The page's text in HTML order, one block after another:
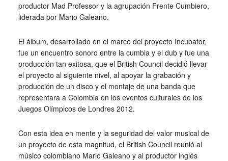
productor Mad Professor y la agrupación Frente Cumbiero,
liderada por Mario Galeano.
El álbum, desarrollado en el marco del proyecto Incubator,
fue un encuentro sonoro entre la cumbia y el dub y fue una
producción tan exitosa, que el British Council decidió llevar
el proyecto al siguiente nivel, al apoyar la grabación y
producción de un disco y el montaje de una banda que
representara a Colombia en los eventos culturales de los
Juegos Olímpicos de Londres 2012.
Con esta idea en mente y la seguridad del valor musical de
un proyecto de esta magnitud, el British Council reunió al
músico colombiano Mario Galeano y al productor inglés